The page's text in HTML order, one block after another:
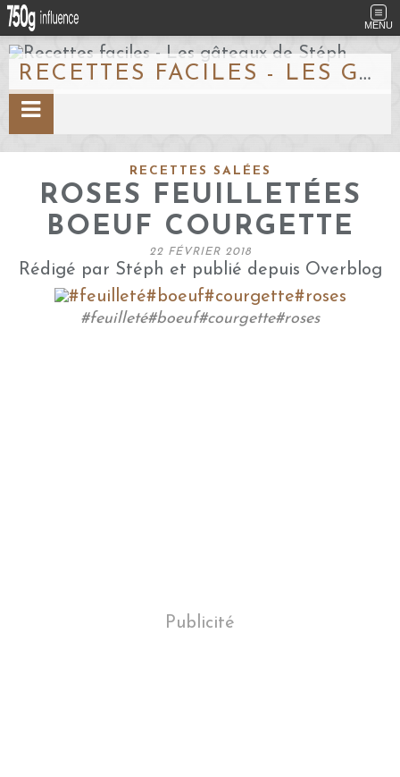
MENU
RECETTES FACILES - LES GÂTEAUX DE STÉPH
RECETTES SALÉES
ROSES FEUILLETÉES
BOEUF COURGETTE
22 FÉVRIER 2018
Rédigé par Stéph et publié depuis Overblog
#feuilleté#boeuf#courgette#roses
Publicité